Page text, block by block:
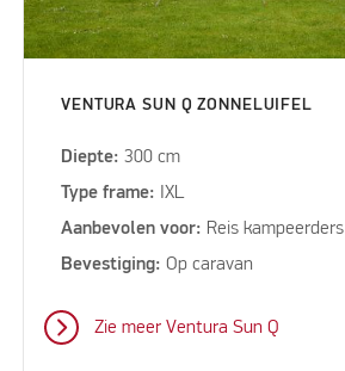
VENTURA SUN Q ZONNELUIFEL
Diepte:300 cm
Type frame: IXL
Aanbevolen voor: Reis kampeerders
Bevestiging:Op caravan
Zie meer Ventura Sun Q